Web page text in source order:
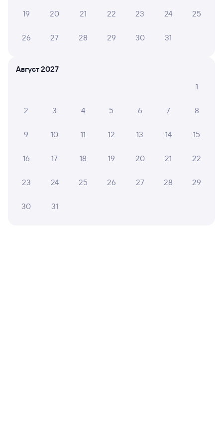
Отели Пскова
Купить жд билеты Псков
19 20 21 22 23 24 25
26 27 28 29 30 31
Август 2027
1
2 3 4 5 6 7 8
9 10 11 12 13 14 15
16 17 18 19 20 21 22
23 24 25 26 27 28 29
30 31